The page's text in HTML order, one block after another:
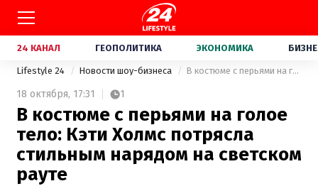
24 КАНАЛ ГЕОПОЛИТИКА ЭКОНОМИКА
Lifestyle 24 Новости шоу-бизнеса ​В костюме с перьями на голое тело: Кэти Холмс потрясла стильным нарядом на светском рауте
18 октября, 17:31 1
​В костюме с перьями на голое
тело: Кэти Холмс потрясла
стильным нарядом на светском
рауте